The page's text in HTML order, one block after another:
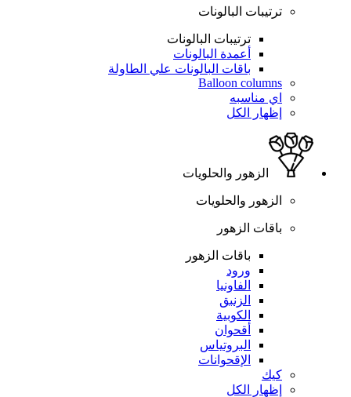
ترتيبات البالونات
ترتيبات البالونات
أعمدة البالونات
باقات البالونات علي الطاولة
Balloon columns
اي مناسبه
إظهار الكل
الزهور والحلويات
الزهور والحلويات
باقات الزهور
باقات الزهور
ورود
الفاونيا
الزنبق
الكوبية
أقحوان
البروتياس
الإقحوانات
كيك
إظهار الكل